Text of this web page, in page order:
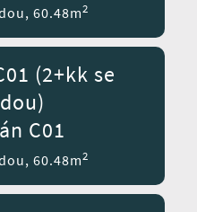
60.48m2
C01
60.48m2